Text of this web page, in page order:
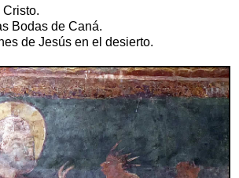
Cristo.
Bodas de Caná.
de Jesús en el desierto.